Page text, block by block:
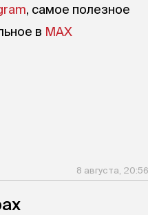
, самое полезное
в MAX
8 августа, 20:56